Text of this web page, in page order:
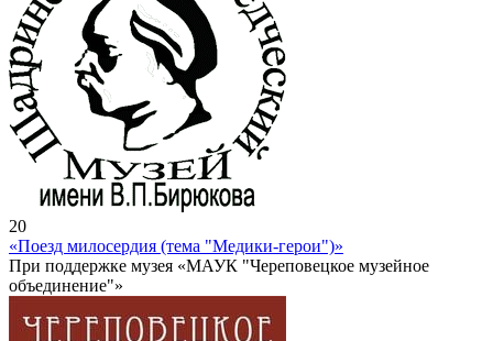
20
«Поезд милосердия (тема "Медики-герои")»
При поддержке музея «МАУК "Череповецкое музейное
объединение"»